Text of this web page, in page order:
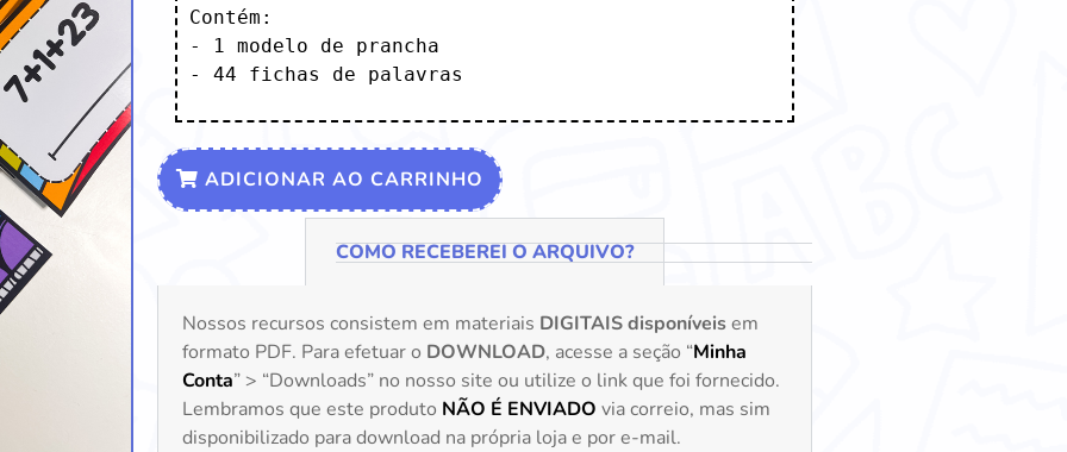
Contém:
- 1 modelo de prancha
- 44 fichas de palavras
ADICIONAR AO CARRINHO
COMO RECEBEREI O ARQUIVO?
Nossos recursos consistem em materiais DIGITAIS disponíveisem
formato PDF. Para efetuar o DOWNLOAD, acesse a seção “Minha
Conta” > “Downloads” no nosso site ou utilize o link que foi fornecido.
Lembramos que este produto NÃO É ENVIADO via correio, mas sim
disponibilizado para download na própria loja e por e-mail.